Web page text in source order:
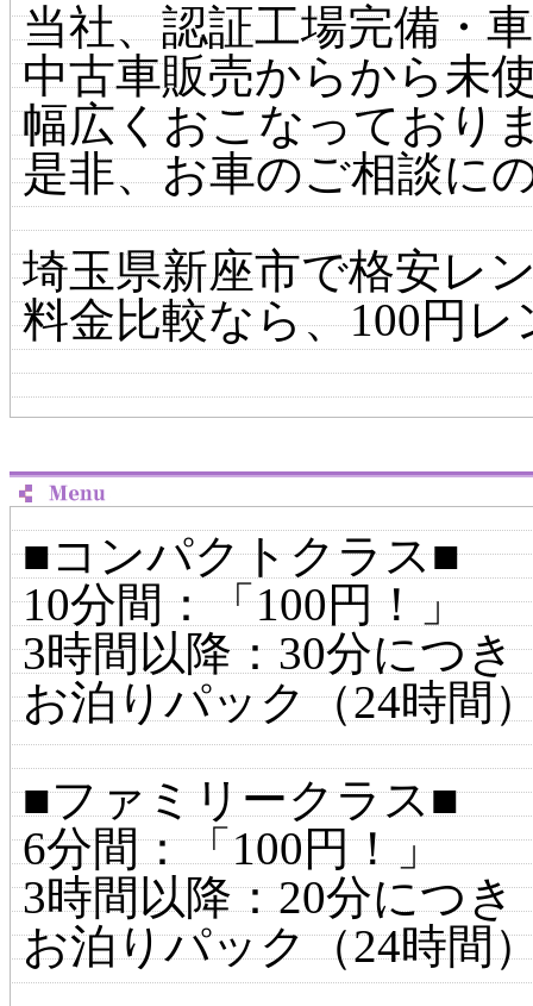
当社、認証工場完備・
中古車販売からから未
幅広くおこなっており
是非、お車のご相談に
埼玉県新座市で格安レ
料金比較なら、100円
■コンパクトクラス■
10分間：「100円！」
3時間以降：30分につき
お泊りパック（24時間
■ファミリークラス■
6分間：「100円！」
3時間以降：20分につき
お泊りパック（24時間